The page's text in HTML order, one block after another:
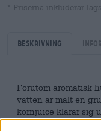
* Priserna inkluderar
Beskrivning
Förutom aromatisk
vatten är malt en
kornjuice klarar sig
kornen är inte bara